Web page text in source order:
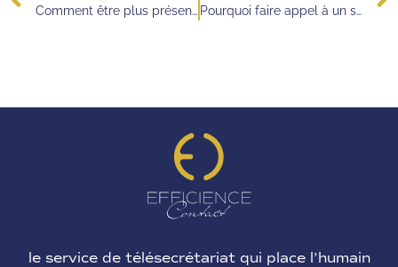
Comment être plus présent pour ses patients ? Pourquoi faire appel à un service de télésecrétariat ?
le service de télésecrétariat qui place l’humain